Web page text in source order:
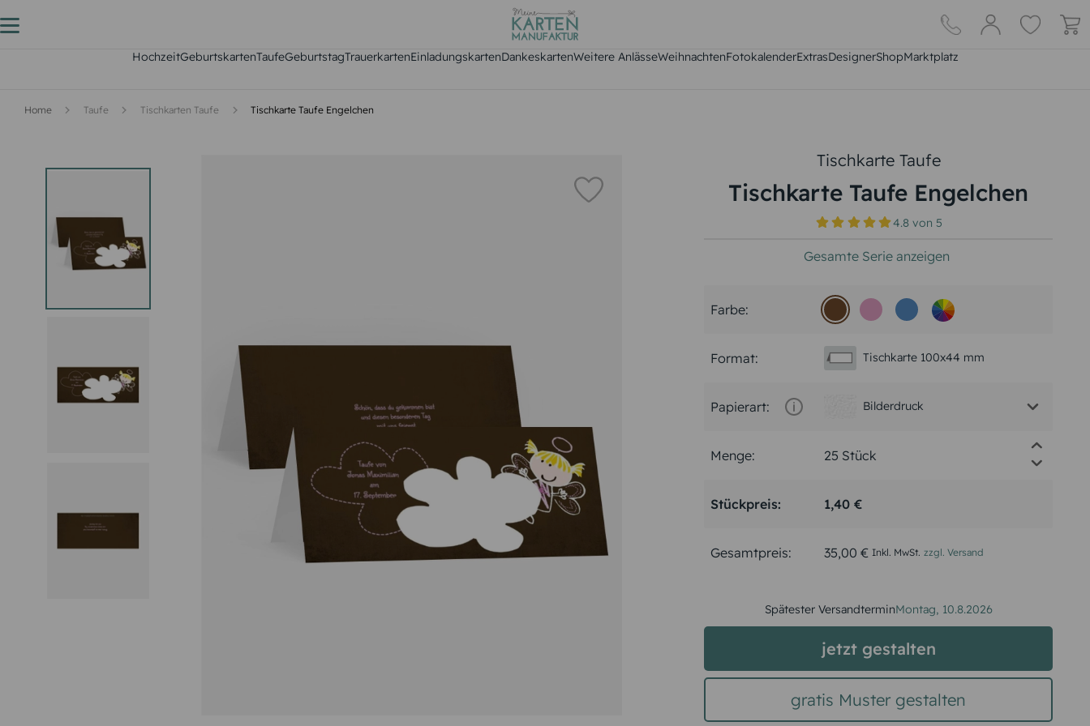
HochzeitGeburtskartenTaufeGeburtstagTrauerkartenEinladungskartenDankeskartenWeitere AnlässeWeihnachtenFotokalenderExtrasDesignerShopMarktplatz
Home Taufe Tischkarten Taufe Tischkarte Taufe Engelchen
Tischkarte Taufe
Tischkarte Taufe Engelchen
4.8von 5
Gesamte Serie anzeigen
Farbe:
Format: Tischkarte 100x44 mm
Papierart: Bilderdruck
Menge:
Stückpreis: 1,40 €
Gesamtpreis: 35,00 € Inkl. MwSt. zzgl. Versand
Spätester VersandterminMontag, 10.8.2026
jetzt gestalten
gratis Muster gestalten